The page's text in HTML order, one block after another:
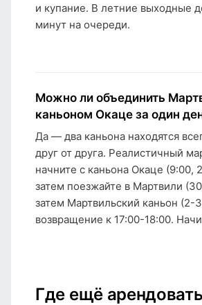
и купание. В летние выходные
минут на очереди.
Можно ли объединить
каньоном Окаце за один
Да — два каньона находятся
друг от друга. Реалистичный
начните с каньона Окаце (9:00,
затем поезжайте в Мартвили
затем Мартвильский каньон (2-
возвращение к 17:00-18:00.
Где ещё